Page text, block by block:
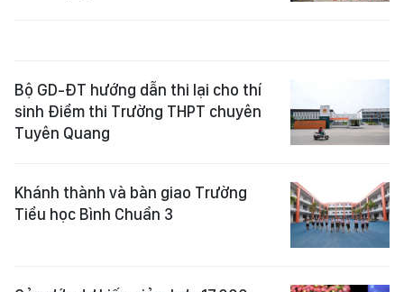
Bộ GD-ĐT hướng dẫn thi lại cho thí
sinh Điểm thi Trường THPT chuyên
Tuyên Quang
Khánh thành và bàn giao Trường
Tiểu học Bình Chuẩn 3